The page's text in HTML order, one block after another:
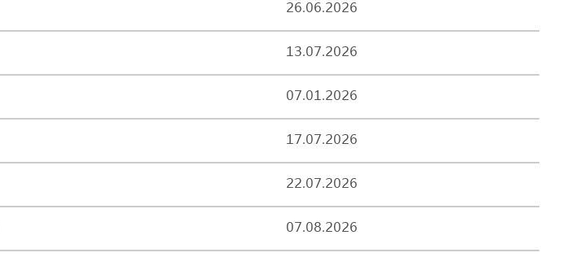
26.06.2026
13.07.2026
07.01.2026
17.07.2026
22.07.2026
07.08.2026